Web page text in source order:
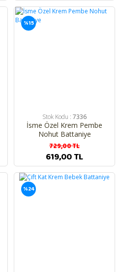
%15
Stok Kodu : 7336
İsme Özel Krem Pembe
Nohut Battaniye
729,00 TL
619,00 TL
%24